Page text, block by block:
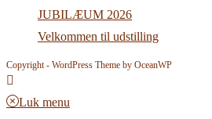
JUBILÆUM 2026
Velkommen til udstilling
Copyright - WordPress Theme by OceanWP
Luk menu